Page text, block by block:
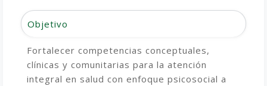
Objetivo
Fortalecer competencias conceptuales,
clínicas y comunitarias para la atención
integral en salud con enfoque psicosocial a